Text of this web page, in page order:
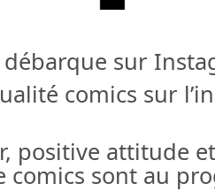
débarque sur
comics sur
positive attitude
comics sont au